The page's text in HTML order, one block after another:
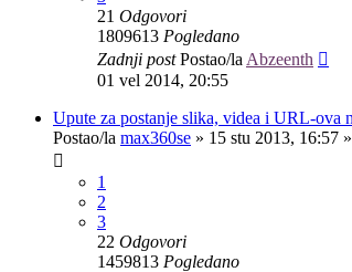
21 Odgovori
1809613 Pogledano
Zadnji postPostao/la Abzeenth
01 vel 2014, 20:55
Upute za postanje slika, videa i URL-ova
Postao/la max360se » 15 stu 2013, 16:57
1
2
3
22 Odgovori
1459813 Pogledano